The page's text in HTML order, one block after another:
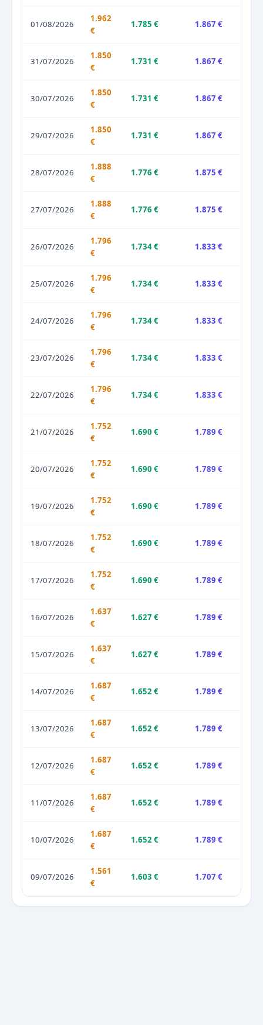
01/08/2026
1.962
€
1.785 € 1.867 €
31/07/2026
1.850
€
1.731 € 1.867 €
30/07/2026
1.850
€
1.731 € 1.867 €
29/07/2026
1.850
€
1.731 € 1.867 €
28/07/2026
1.888
€
1.776 € 1.875 €
27/07/2026
1.888
€
1.776 € 1.875 €
26/07/2026
1.796
€
1.734 € 1.833 €
25/07/2026
1.796
€
1.734 € 1.833 €
24/07/2026
1.796
€
1.734 € 1.833 €
23/07/2026
1.796
€
1.734 € 1.833 €
22/07/2026
1.796
€
1.734 € 1.833 €
21/07/2026
1.752
€
1.690 € 1.789 €
20/07/2026
1.752
€
1.690 € 1.789 €
19/07/2026
1.752
€
1.690 € 1.789 €
18/07/2026
1.752
€
1.690 € 1.789 €
17/07/2026
1.752
€
1.690 € 1.789 €
16/07/2026
1.637
€
1.627 € 1.789 €
15/07/2026
1.637
€
1.627 € 1.789 €
14/07/2026
1.687
€
1.652 € 1.789 €
13/07/2026
1.687
€
1.652 € 1.789 €
12/07/2026
1.687
€
1.652 € 1.789 €
11/07/2026
1.687
€
1.652 € 1.789 €
10/07/2026
1.687
€
1.652 € 1.789 €
09/07/2026
1.561
€
1.603 € 1.707 €